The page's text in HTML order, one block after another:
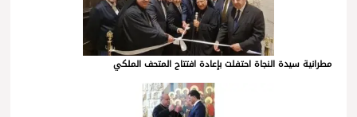
مطرانية سيدة النجاة احتفلت بإعادة افتتاح المتحف الملكي